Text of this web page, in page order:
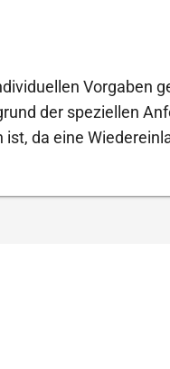
Vorgaben
der speziellen
da eine